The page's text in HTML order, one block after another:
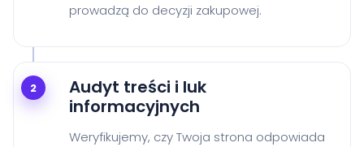
prowadzą do decyzji zakupowej.
2
Audyt treści i luk
informacyjnych
Weryfikujemy, czy Twoja strona odpowiada